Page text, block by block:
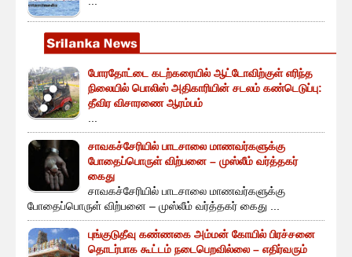
போரதோட்டை கடற்கரையில் ஆட்டோவிற்குள் எரிந்த
நிலையில் பொலிஸ் அதிகாரியின் சடலம் கண்டெடுப்பு:
தீவிர விசாரணை ஆரம்பம்
சாவகச்சேரியில் பாடசாலை மாணவர்களுக்கு
போதைப்பொருள் விற்பனை – முஸ்லீம் வர்த்தகர்
கைது
சாவகச்சேரியில் பாடசாலை மாணவர்களுக்கு
போதைப்பொருள் விற்பனை – முஸ்லீம் வர்த்தகர் கைது ...
புங்குடுதீவு கண்ணகை அம்மன் கோயில் பிரச்சனை
தொடர்பாக கூட்டம் நடைபெறவில்லை – எதிர்வரும்